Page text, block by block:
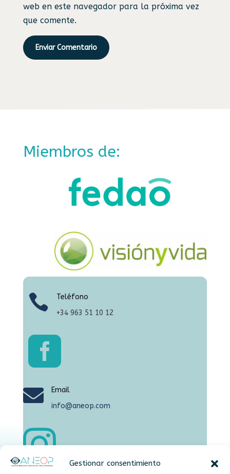
Gestionar consentimiento
web en este navegador para la próxima vez
que comente.
Enviar Comentario
Miembros de:

Teléfono
+34 963 51 10 12


Email
info@aneop.com
